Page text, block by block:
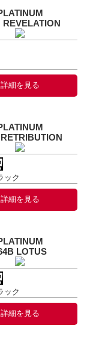
REVELATION
詳細を見る
ック
詳細を見る
LOTUS
ック
詳細を見る